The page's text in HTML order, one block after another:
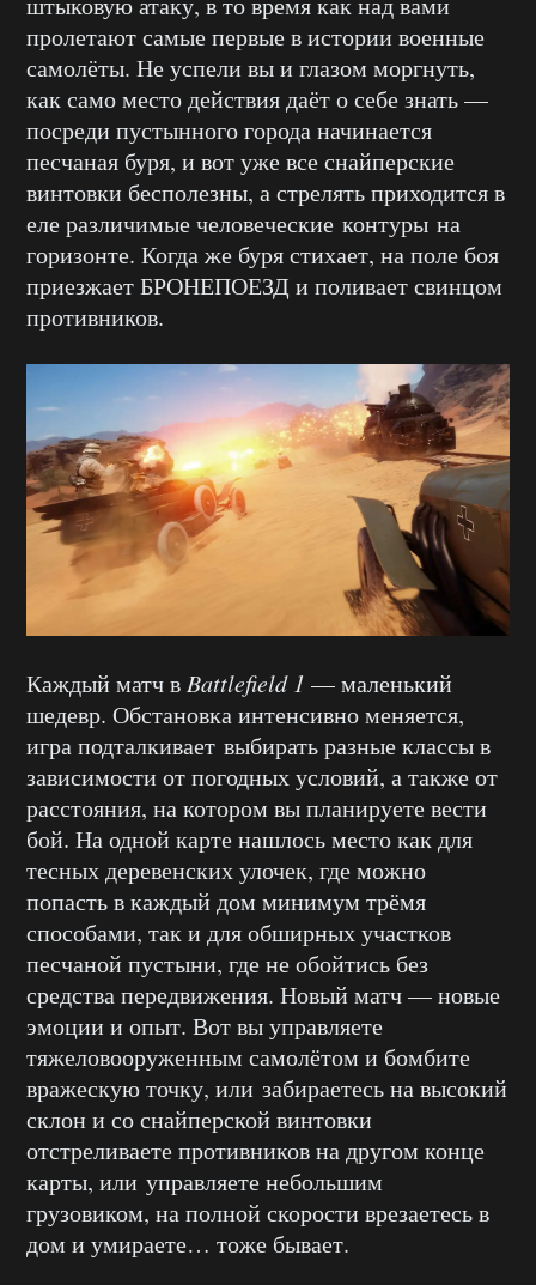
пролетают самые первые в истории военные
самолёты. Не успели вы и глазом моргнуть,
как само место действия даёт о себе знать —
посреди пустынного города начинается
песчаная буря, и вот уже все снайперские
винтовки бесполезны, а стрелять приходится в
еле различимые человеческие контуры на
горизонте. Когда же буря стихает, на поле боя
приезжает БРОНЕПОЕЗД и поливает свинцом
противников.
Каждый матч в Battlefield 1 — маленький
шедевр. Обстановка интенсивно меняется,
игра подталкивает выбирать разные классы в
зависимости от погодных условий, а также от
расстояния, на котором вы планируете вести
бой. На одной карте нашлось место как для
тесных деревенских улочек, где можно
попасть в каждый дом минимум трёмя
способами, так и для обширных участков
песчаной пустыни, где не обойтись без
средства передвижения. Новый матч — новые
эмоции и опыт. Вот вы управляете
тяжеловооруженным самолётом и бомбите
вражескую точку, или забираетесь на высокий
склон и со снайперской винтовки
отстреливаете противников на другом конце
карты, или управляете небольшим
грузовиком, на полной скорости врезаетесь в
дом и умираете… тоже бывает.